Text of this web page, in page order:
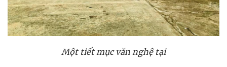
Một tiết mục văn nghệ tại